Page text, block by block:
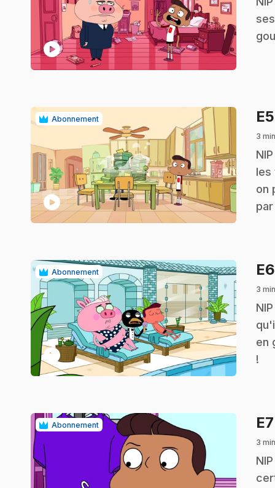
play_circle
Abonnement
play_circle
E5
3 min
.
les
on
Abonnement
play_circle
E6
3 min
.
en
!
Abonnement E7
3 min
.